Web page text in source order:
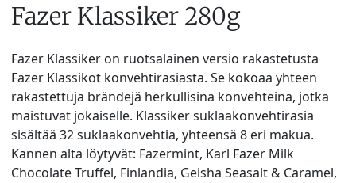
Fazer Klassiker 280g
Fazer Klassiker on ruotsalainen versio rakastetusta
Fazer Klassikot konvehtirasiasta. Se kokoaa yhteen
rakastettuja brändejä herkullisina konvehteina, jotka
maistuvat jokaiselle. Klassiker suklaakonvehtirasia
sisältää 32 suklaakonvehtia, yhteensä 8 eri makua.
Kannen alta löytyvät: Fazermint, Karl Fazer Milk
Chocolate Truffel, Finlandia, Geisha Seasalt & Caramel,